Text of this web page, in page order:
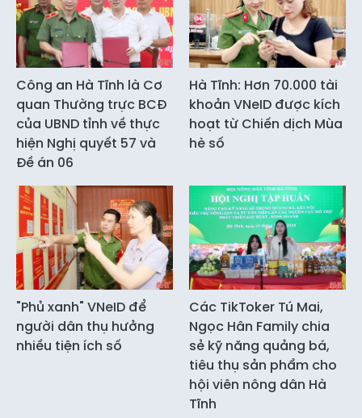
Công an Hà Tĩnh là Cơ
quan Thường trực BCĐ
của UBND tỉnh về thực
hiện Nghị quyết 57 và
Đề án 06
Hà Tĩnh: Hơn 70.000 tài
khoản VNeID được kích
hoạt từ Chiến dịch Mùa
hè số
"Phủ xanh" VNeID để
người dân thụ hưởng
nhiều tiện ích số
Các TikToker Tú Mai,
Ngọc Hân Family chia
sẻ kỹ năng quảng bá,
tiêu thụ sản phẩm cho
hội viên nông dân Hà
Tĩnh